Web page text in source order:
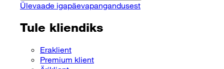
Ülevaade igapäevapangandusest
Tule kliendiks
Eraklient
Premium klient